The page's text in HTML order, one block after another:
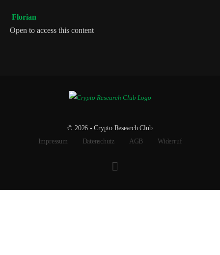
Florian
Open to access this content
© 2026 - Crypto Research Club
Impressum
Datenschutz AGB Widerruf